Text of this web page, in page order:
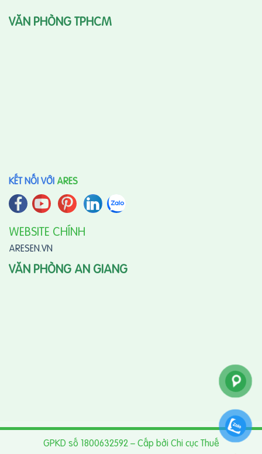
VĂN PHÒNG TPHCM
KẾT NỐI VỚI ARES
WEBSITE CHÍNH
ARESEN.VN
VĂN PHÒNG AN GIANG
GPKD số 1800632592 – Cấp bởi Chi cục Thuế